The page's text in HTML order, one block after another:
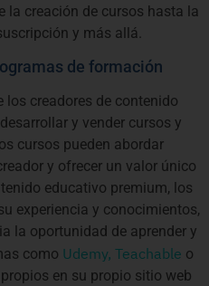
la creación de cursos hasta la
y más allá.
de formación
los creadores de contenido
y vender cursos y
cursos pueden abordar
y ofrecer un valor único
educativo premium, los
experiencia y conocimientos,
la oportunidad de aprender y
como Udemy, Teachable o
en su propio sitio web